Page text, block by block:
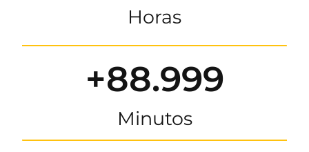
Horas
+88.999
Minutos